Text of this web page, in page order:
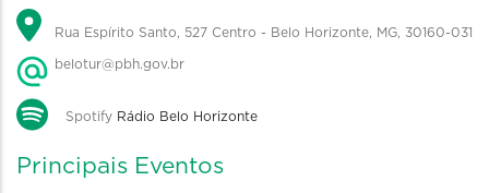
Rua Espírito Santo, 527 Centro - Belo Horizonte, MG, 30160-031
belotur@pbh.gov.br
Spotify Rádio Belo Horizonte
Principais Eventos